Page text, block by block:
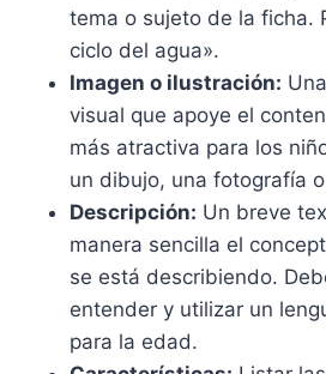
tema o sujeto de la ficha.
ciclo del agua».
Imagen o ilustración:
visual que apoye el
más atractiva para los
un dibujo, una fotografía
Descripción: Un breve
manera sencilla el
se está describiendo.
entender y utilizar un
para la edad.